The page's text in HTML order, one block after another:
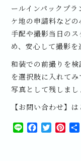
ールインパックプ
ケ地の申請料など
手配や撮影当日の
め、安心して撮影を
和装での前撮りを
を選択肢に入れて
写真として残しまし
【お問い合わせ】
LineFacebook
Twitter